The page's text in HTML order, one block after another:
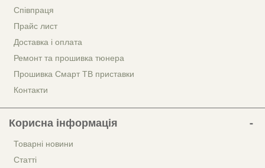
Співпраця
Прайс лист
Доставка і оплата
Ремонт та прошивка тюнера
Прошивка Смарт ТВ приставки
Контакти
Корисна інформація
Товарні новини
Статті